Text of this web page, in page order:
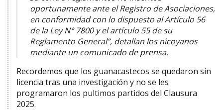
oportunamente ante el Registro de Asociaciones,
en conformidad con lo dispuesto al Artículo 56
de la Ley N° 7800 y el artículo 55 de su
Reglamento General”, detallan los nicoyanos
mediante un comunicado de prensa.
Recordemos que los guanacastecos se quedaron sin
licencia tras una investigación y no se les
programaron los pultimos partidos del Clausura
2025.